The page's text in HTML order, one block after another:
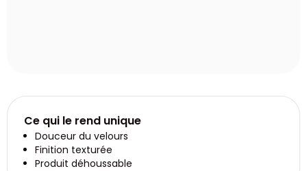
Ce qui le rend unique
Douceur du velours
Finition texturée
Produit déhoussable